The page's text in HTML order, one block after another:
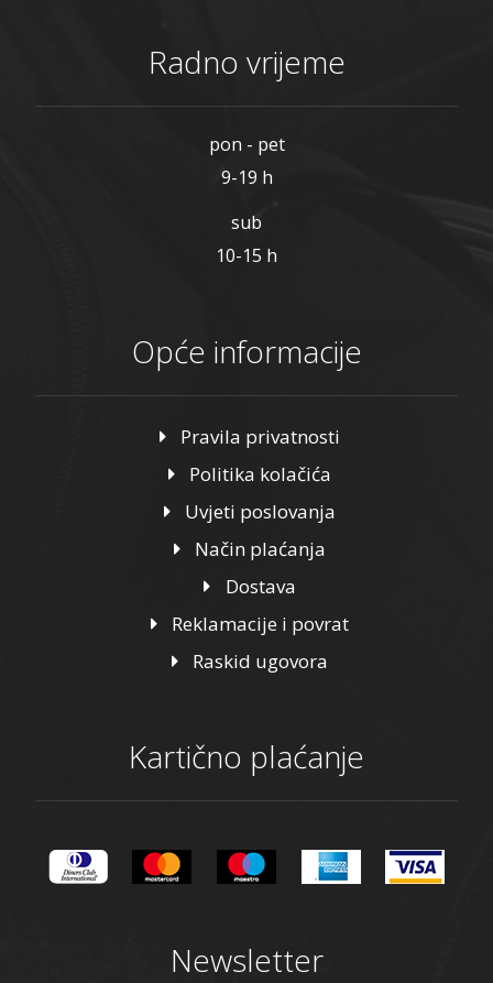
Radno vrijeme
pon - pet
9-19 h
sub
10-15 h
Opće informacije
Pravila privatnosti
Politika kolačića
Uvjeti poslovanja
Način plaćanja
Dostava
Reklamacije i povrat
Raskid ugovora
Kartično plaćanje
Newsletter